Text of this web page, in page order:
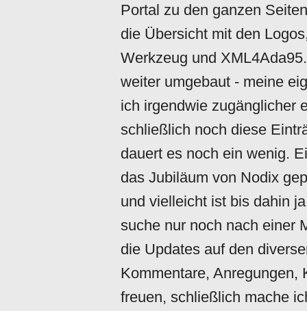
Portal zu den ganzen
die Übersicht mit den
Werkzeug und
weiter umgebaut - meine
ich irgendwie zugänglicher
schließlich noch diese
dauert es noch ein wenig.
das Jubiläum von Nodix
und vielleicht ist bis dahin
suche nur noch nach einer
die Updates auf den
Kommentare, Anregungen,
freuen, schließlich mache